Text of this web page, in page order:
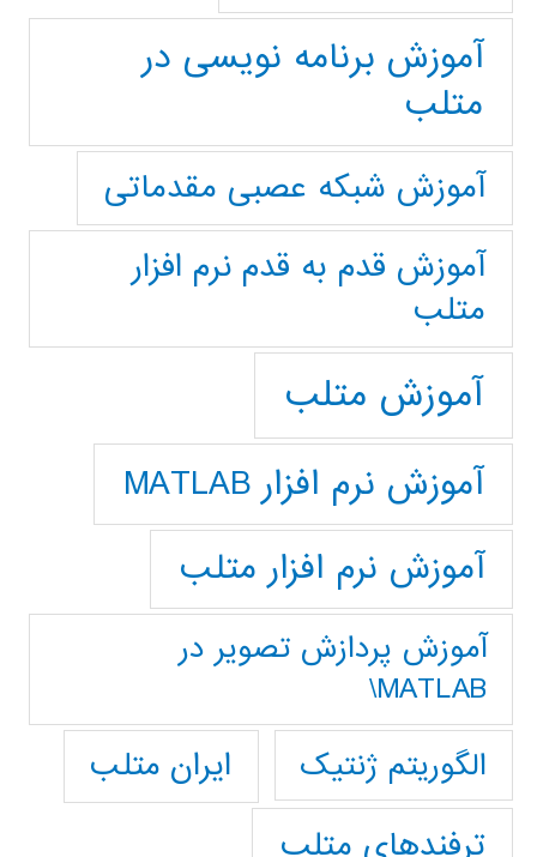
آموزش برنامه نویسی در
متلب
آموزش شبکه عصبی مقدماتی
آموزش قدم به قدم نرم افزار
متلب
آموزش متلب
آموزش نرم افزار MATLAB
آموزش نرم افزار متلب
آموزش پردازش تصوير در
MATLAB\
الگوریتم ژنتیک
ایران متلب
ترفندهای متلب